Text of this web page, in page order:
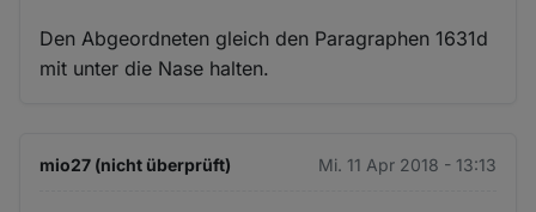
Den Abgeordneten gleich den Paragraphen 1631d
mit unter die Nase halten.
mio27 (nicht überprüft) Mi. 11 Apr 2018 - 13:13